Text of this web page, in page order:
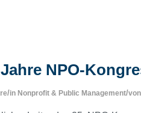
NPO-
/in Nonprofit & Public Management/